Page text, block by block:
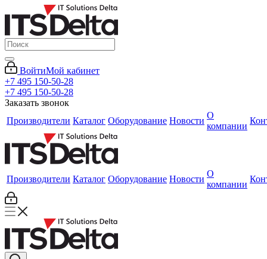
ВойтиМой кабинет
+7 495 150-50-28
+7 495 150-50-28
Заказать звонок
Производители Каталог Оборудование Новости
О
компании
Производители Каталог Оборудование Новости
О
компании